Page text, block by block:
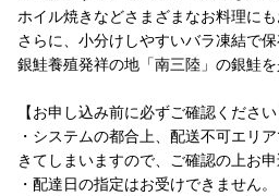
ホイル焼きなどさまざまなお料理に
さらに、小分けしやすいバラ凍結で保
銀鮭養殖発祥の地「南三陸」の銀鮭を
【お申し込み前に必ずご確認ください
・システムの都合上、配送不可エリ
きてしまいますので、ご確認の上お申
・配達日の指定はお受けできません。